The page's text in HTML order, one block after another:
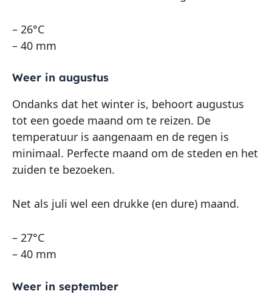
– 26°C
– 40 mm
Weer in augustus
Ondanks dat het winter is, behoort augustus
tot een goede maand om te reizen. De
temperatuur is aangenaam en de regen is
minimaal. Perfecte maand om de steden en het
zuiden te bezoeken.
Net als juli wel een drukke (en dure) maand.
– 27°C
– 40 mm
Weer in september